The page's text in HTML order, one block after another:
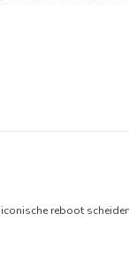
reboot